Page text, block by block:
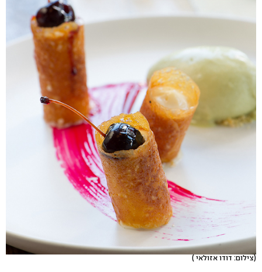
(צילום: דודו אזולאי )